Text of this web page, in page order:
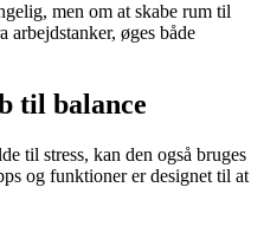
men om at skabe rum til
arbejdstanker, øges både
til balance
til stress, kan den også bruges
og funktioner er designet til at